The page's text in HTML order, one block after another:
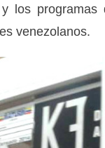
los programas
venezolanos.